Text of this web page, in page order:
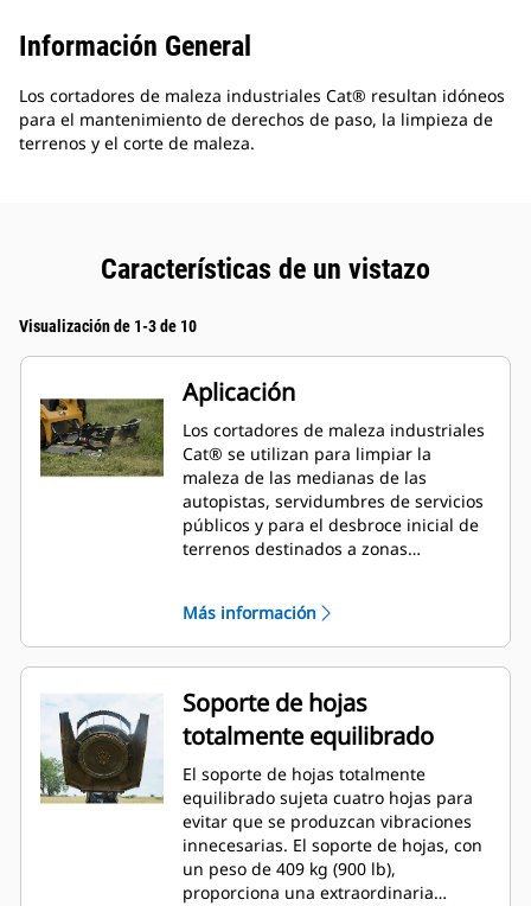
Información General
Los cortadores de maleza industriales Cat® resultan idóneos
para el mantenimiento de derechos de paso, la limpieza de
terrenos y el corte de maleza.
Características de un vistazo
Visualización de 1-3 de 10
Aplicación
Los cortadores de maleza industriales
Cat® se utilizan para limpiar la
maleza de las medianas de las
autopistas, servidumbres de servicios
públicos y para el desbroce inicial de
terrenos destinados a zonas
Más información
Soporte de hojas
totalmente equilibrado
El soporte de hojas totalmente
equilibrado sujeta cuatro hojas para
evitar que se produzcan vibraciones
innecesarias. El soporte de hojas, con
un peso de 409 kg (900 lb),
proporciona una extraordinaria